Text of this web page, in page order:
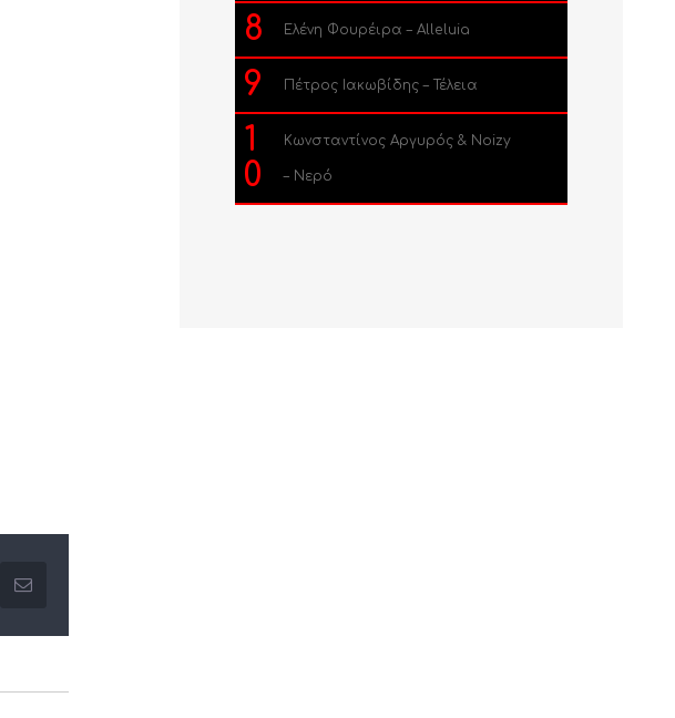
Email
8 Ελένη Φουρέιρα – Alleluia
9 Πέτρος Ιακωβίδης – Τέλεια
1
0
Κωνσταντίνος Αργυρός & Noizy
– Νερό